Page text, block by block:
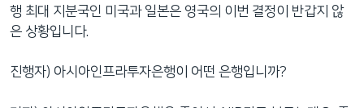
행 최대 지분국인 미국과 일본은 영국의 이번 결정이 반갑지 않
은 상황입니다.
진행자) 아시아인프라투자은행이 어떤 은행입니까?